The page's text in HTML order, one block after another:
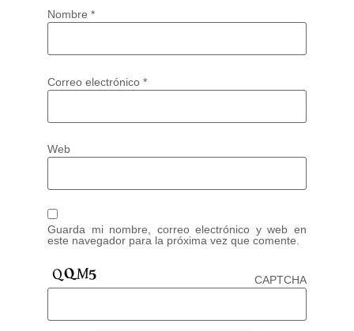
Nombre *
Correo electrónico *
Web
Guarda mi nombre, correo electrónico y web en
este navegador para la próxima vez que comente.
CAPTCHA